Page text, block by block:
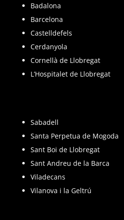
Badalona
Barcelona
Castelldefels
Cerdanyola
Cornellà de Llobregat
L’Hospitalet de Llobregat
Sabadell
Santa Perpetua de Mogoda
Sant Boi de Llobregat
Sant Andreu de la Barca
Viladecans
Vilanova i la Geltrú